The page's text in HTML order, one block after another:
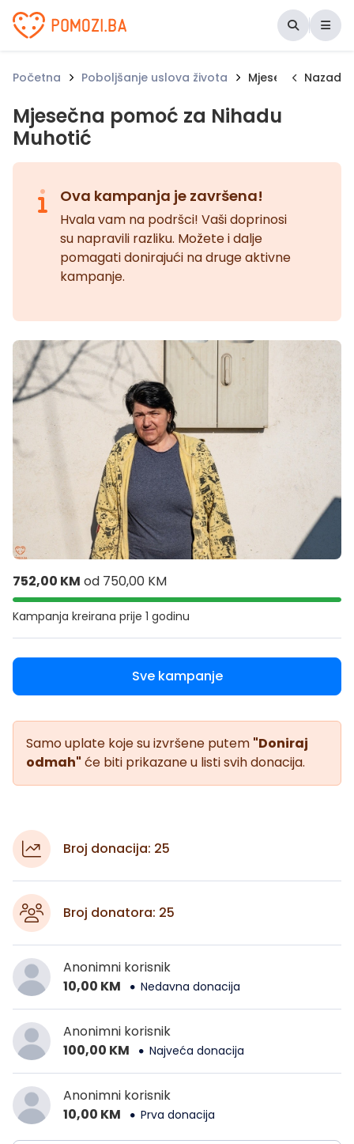
Udruženje Pomozi.ba
Početna Poboljšanje uslova života Mjesečna pomoć
Nazad
Mjesečna pomoć za Nihadu
Muhotić
Ova kampanja je završena!
Hvala vam na podršci! Vaši doprinosi
su napravili razliku. Možete i dalje
pomagati donirajući na druge aktivne
kampanje.
752,00 KM od 750,00 KM
Kampanja kreirana prije 1 godinu
Sve kampanje
Samo uplate koje su izvršene putem "Doniraj
odmah" će biti prikazane u listi svih donacija.
Broj donacija: 25
Broj donatora: 25
Anonimni korisnik
10,00 KM
Nedavna donacija
Anonimni korisnik
100,00 KM
Najveća donacija
Anonimni korisnik
10,00 KM
Prva donacija